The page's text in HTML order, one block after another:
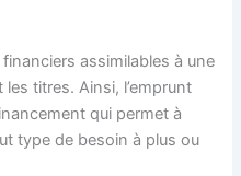
assimilables à une
titres. Ainsi, l’emprunt
qui permet à
type de besoin à plus ou